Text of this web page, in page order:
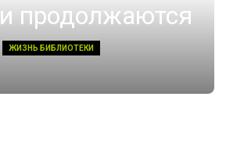
продолжаются
ЖИЗНЬ БИБЛИОТЕКИ